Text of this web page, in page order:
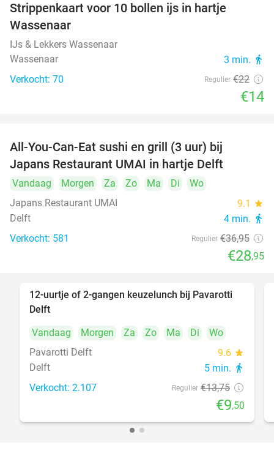
Strippenkaart voor 10 bollen ijs in hartje
Wassenaar
IJs & Lekkers Wassenaar
Wassenaar
3 min. directions_walk
Verkocht: 70 Regulier €22
€14
All-You-Can-Eat sushi en grill (3 uur) bij
Japans Restaurant UMAI in hartje Delft
Vandaag Morgen Za Zo Ma Di
Wo
Japans Restaurant UMAI
9.1 star
Delft 4 min. directions_walk
Verkocht: 581 Regulier €36,95
€28,95
31%
12-uurtje of 2-gangen keuzelunch bij Pavarotti
Delft
Vandaag
Morgen Za Zo Ma Di
Wo
Pavarotti Delft
9.6 star
Delft 5 min. directions_walk
Verkocht: 2.107 Regulier €13,75
€9,50